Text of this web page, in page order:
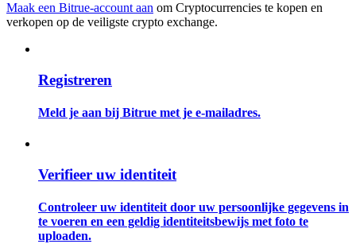
Futures-startgids
Maak een Bitrue-account aan om Cryptocurrencies te kopen en
verkopen op de veiligste crypto exchange.
Registreren
Meld je aan bij Bitrue met je e-mailadres.
Verifieer uw identiteit
Controleer uw identiteit door uw persoonlijke gegevens in
te voeren en een geldig identiteitsbewijs met foto te
uploaden.